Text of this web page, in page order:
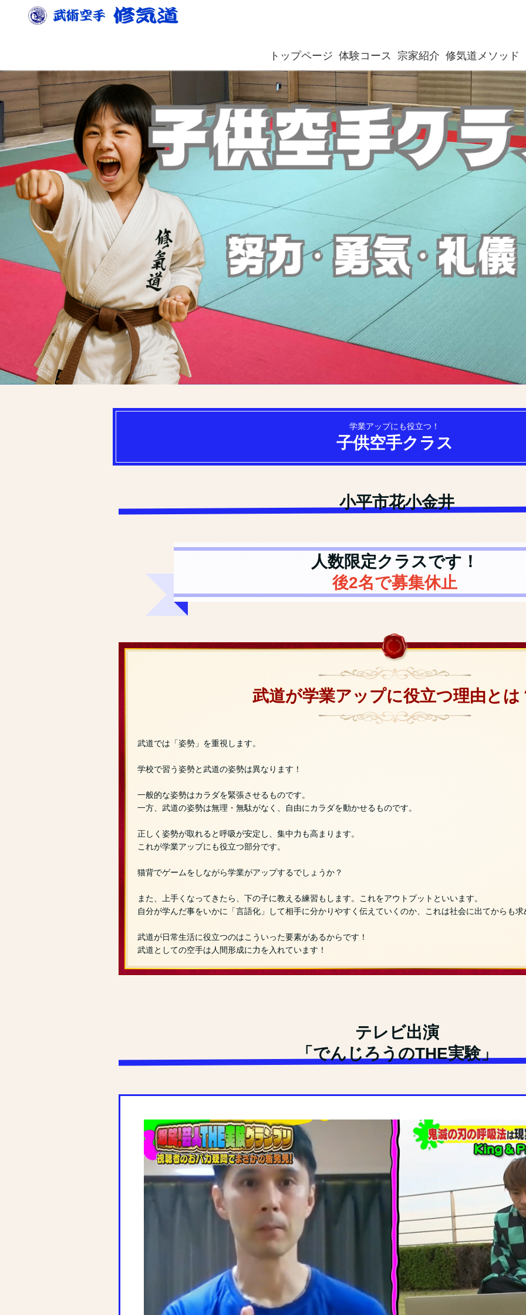
整体ヨガ研究院
トップページ 体験コース 宗家紹介 修気道メソッド
学業アップにも役立つ！
子供空手クラス
小平市花小金井
人数限定クラスです！
後2名で募集休止
武道が学業アップに役立つ理由とは
武道では「姿勢」を重視します。
学校で習う姿勢と武道の姿勢は異なります！
一般的な姿勢はカラダを緊張させるものです。
一方、武道の姿勢は無理・無駄がなく、自由にカラダを動かせるものです。
正しく姿勢が取れると呼吸が安定し、集中力も高まります。
これが学業アップにも役立つ部分です。
猫背でゲームをしながら学業がアップするでしょうか？
また、上手くなってきたら、下の子に教える練習もします。これをアウトプットといいます。
自分が学んだ事をいかに「言語化」して相手に分かりやすく伝えていくのか、これは社会に出てからも
武道が日常生活に役立つのはこういった要素があるからです！
武道としての空手は人間形成に力を入れています！
テレビ出演
「でんじろうのTHE実験」